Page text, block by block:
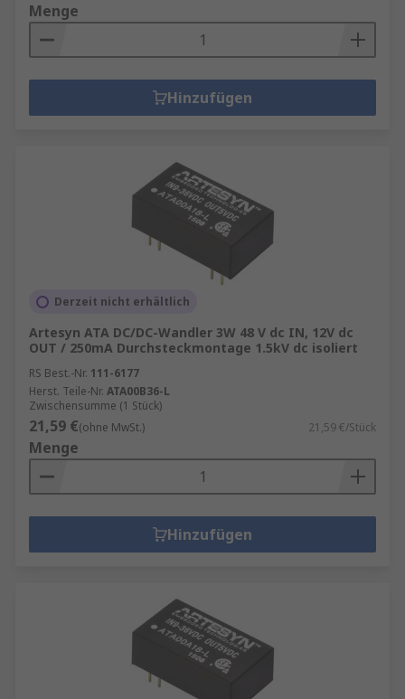
Menge
Hinzufügen
Derzeit nicht erhältlich
Artesyn ATA DC/DC-Wandler 3W 48 V dc IN, 12V dc
OUT / 250mA Durchsteckmontage 1.5kV dc isoliert
RS Best.-Nr. 111-6177
Herst. Teile-Nr. ATA00B36-L
Zwischensumme (1 Stück)
21,59 €(ohne MwSt.) 21,59 €/Stück
Menge
Hinzufügen